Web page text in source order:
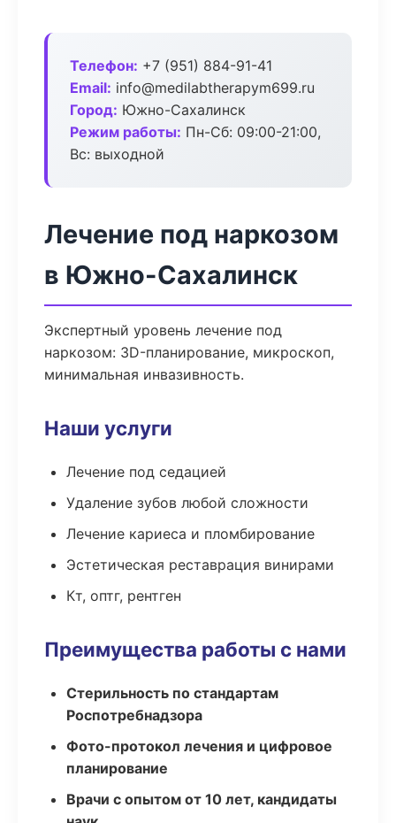
Телефон: +7 (951) 884-91-41
Email: info@medilabtherapym699.ru
Город: Южно-Сахалинск
Режим работы: Пн-Сб: 09:00-21:00,
Вс: выходной
Лечение под наркозом
в Южно-Сахалинск
Экспертный уровень лечение под
наркозом: 3D-планирование, микроскоп,
минимальная инвазивность.
Наши услуги
Лечение под седацией
Удаление зубов любой сложности
Лечение кариеса и пломбирование
Эстетическая реставрация винирами
Кт, оптг, рентген
Преимущества работы с нами
Стерильность по стандартам
Роспотребнадзора
Фото-протокол лечения и цифровое
планирование
Врачи с опытом от 10 лет, кандидаты